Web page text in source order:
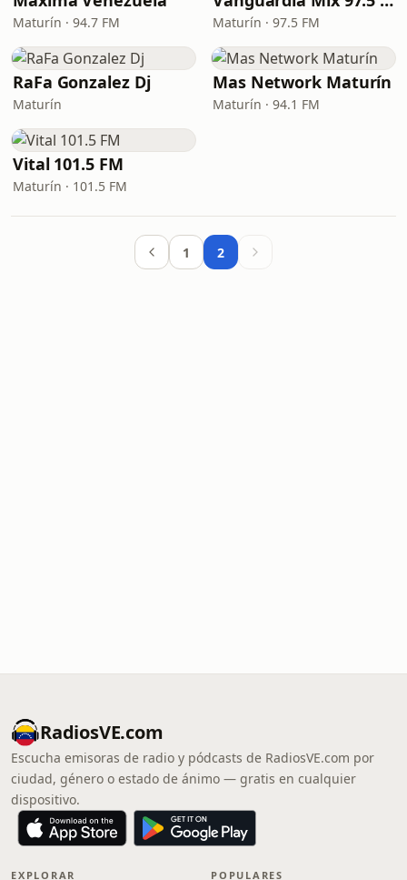
Maturín · 94.7 FM Maturín · 97.5 FM
RaFa Gonzalez Dj
Maturín
Mas Network Maturín
Maturín · 94.1 FM
Vital 101.5 FM
Maturín · 101.5 FM
1 2
RadiosVE.com
Escucha emisoras de radio y pódcasts de RadiosVE.com por
ciudad, género o estado de ánimo — gratis en cualquier
dispositivo.
EXPLORAR POPULARES